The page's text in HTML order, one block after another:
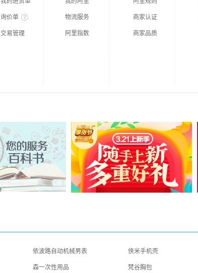
询价单
交易管理
物流服务
阿里指数
商家认证
商家品质
依波路自动机械男表 侠米手机壳
森一次性用品 梵谷胸包